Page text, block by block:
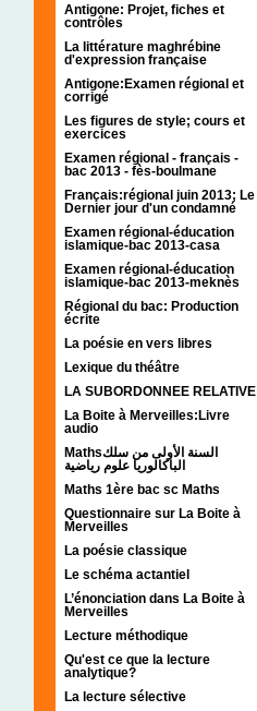
Antigone: Projet, fiches et
contrôles
La littérature maghrébine
d'expression française
Antigone:Examen régional et
corrigé
Les figures de style; cours et
exercices
Examen régional - français -
bac 2013 - fès-boulmane
Français:régional juin 2013; Le
Dernier jour d'un condamné
Examen régional-éducation
islamique-bac 2013-casa
Examen régional-éducation
islamique-bac 2013-meknès
Régional du bac: Production
écrite
La poésie en vers libres
Lexique du théâtre
LA SUBORDONNEE RELATIVE
La Boite à Merveilles:Livre
audio
Mathsالسنة الأولى من سلك
الباكالوريا علوم رياضية
Maths 1ère bac sc Maths
Questionnaire sur La Boite à
Merveilles
La poésie classique
Le schéma actantiel
L’énonciation dans La Boite à
Merveilles
Lecture méthodique
Qu'est ce que la lecture
analytique?
La lecture sélective